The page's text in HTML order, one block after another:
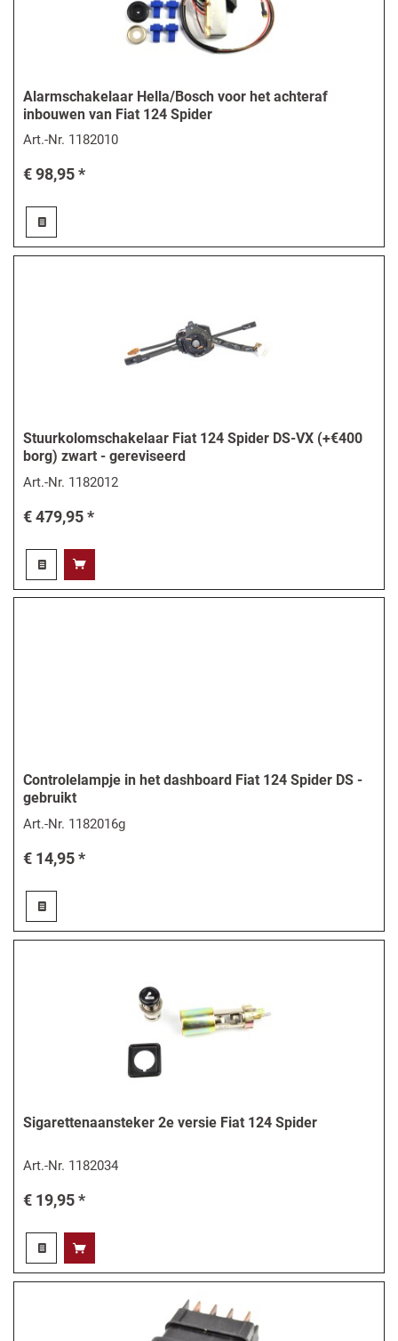
Alarmschakelaar Hella/Bosch voor het achteraf
inbouwen van Fiat 124 Spider
Art.-Nr. 1182010
€ 98,95 *
Stuurkolomschakelaar Fiat 124 Spider DS-VX (+€400
borg) zwart - gereviseerd
Art.-Nr. 1182012
€ 479,95 *
Controlelampje in het dashboard Fiat 124 Spider DS -
gebruikt
Art.-Nr. 1182016g
€ 14,95 *
Sigarettenaansteker 2e versie Fiat 124 Spider
Art.-Nr. 1182034
€ 19,95 *